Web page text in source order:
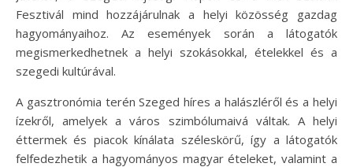
Fesztivál mind hozzájárulnak a helyi közösség gazdag
hagyományaihoz. Az események során a látogatók
megismerkedhetnek a helyi szokásokkal, ételekkel és a
szegedi kultúrával.
A gasztronómia terén Szeged híres a halászléről és a helyi
ízekről, amelyek a város szimbólumaivá váltak. A helyi
éttermek és piacok kínálata széleskörű, így a látogatók
felfedezhetik a hagyományos magyar ételeket, valamint a